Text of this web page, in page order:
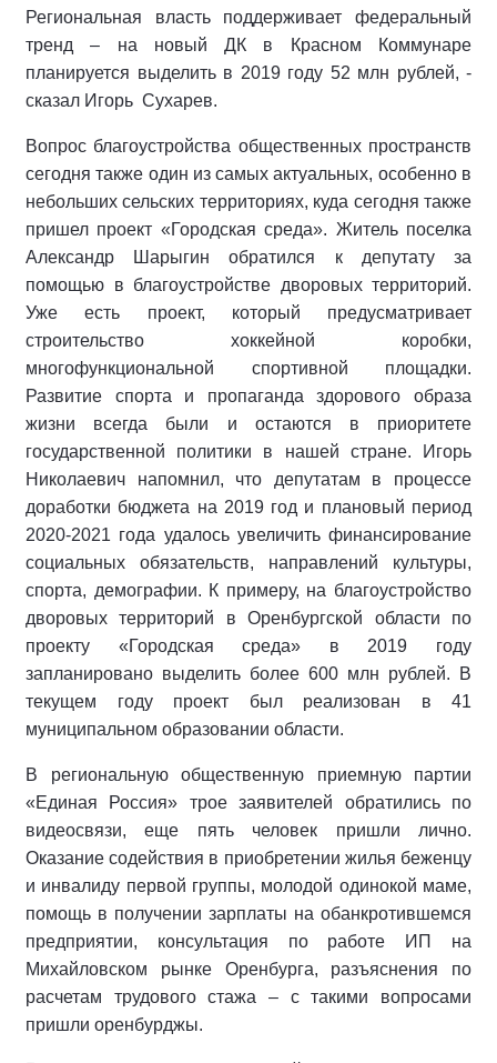
Региональная власть поддерживает федеральный
тренд – на новый ДК в Красном Коммунаре
планируется выделить в 2019 году 52 млн рублей, -
сказал Игорь Сухарев.
Вопрос благоустройства общественных пространств
сегодня также один из самых актуальных, особенно в
небольших сельских территориях, куда сегодня также
пришел проект «Городская среда». Житель поселка
Александр Шарыгин обратился к депутату за
помощью в благоустройстве дворовых территорий.
Уже есть проект, который предусматривает
строительство хоккейной коробки,
многофункциональной спортивной площадки.
Развитие спорта и пропаганда здорового образа
жизни всегда были и остаются в приоритете
государственной политики в нашей стране. Игорь
Николаевич напомнил, что депутатам в процессе
доработки бюджета на 2019 год и плановый период
2020-2021 года удалось увеличить финансирование
социальных обязательств, направлений культуры,
спорта, демографии. К примеру, на благоустройство
дворовых территорий в Оренбургской области по
проекту «Городская среда» в 2019 году
запланировано выделить более 600 млн рублей. В
текущем году проект был реализован в 41
муниципальном образовании области.
В региональную общественную приемную партии
«Единая Россия» трое заявителей обратились по
видеосвязи, еще пять человек пришли лично.
Оказание содействия в приобретении жилья беженцу
и инвалиду первой группы, молодой одинокой маме,
помощь в получении зарплаты на обанкротившемся
предприятии, консультация по работе ИП на
Михайловском рынке Оренбурга, разъяснения по
расчетам трудового стажа – с такими вопросами
пришли оренбурджы.